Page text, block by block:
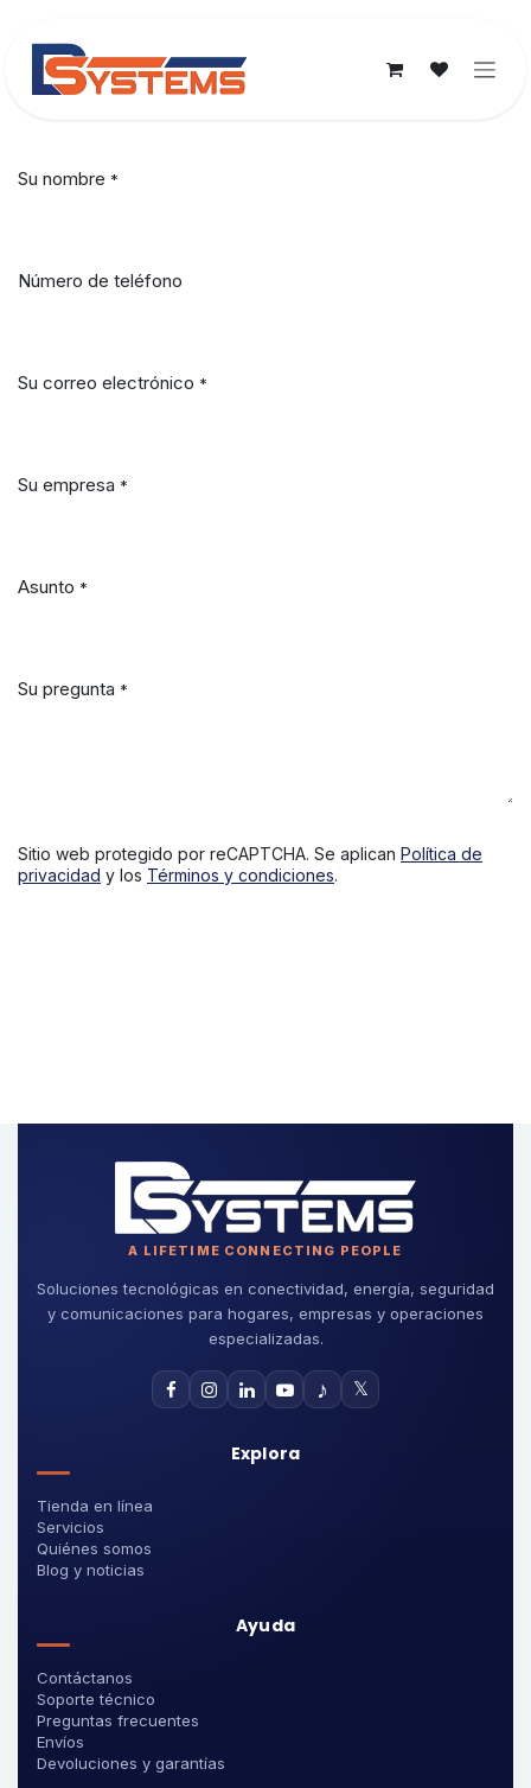
Su nombre *
Número de teléfono
Su correo electrónico *
Su empresa *
Asunto *
Su pregunta *
Sitio web protegido por reCAPTCHA. Se aplican Política de
privacidad y los Términos y condiciones.
A LIFETIME CONNECTING PEOPLE
Soluciones tecnológicas en conectividad, energía, seguridad
y comunicaciones para hogares, empresas y operaciones
especializadas.
♪ 𝕏
Explora
Tienda en línea
Servicios
Quiénes somos
Blog y noticias
Ayuda
Contáctanos
Soporte técnico
Preguntas frecuentes
Envíos
Devoluciones y garantías